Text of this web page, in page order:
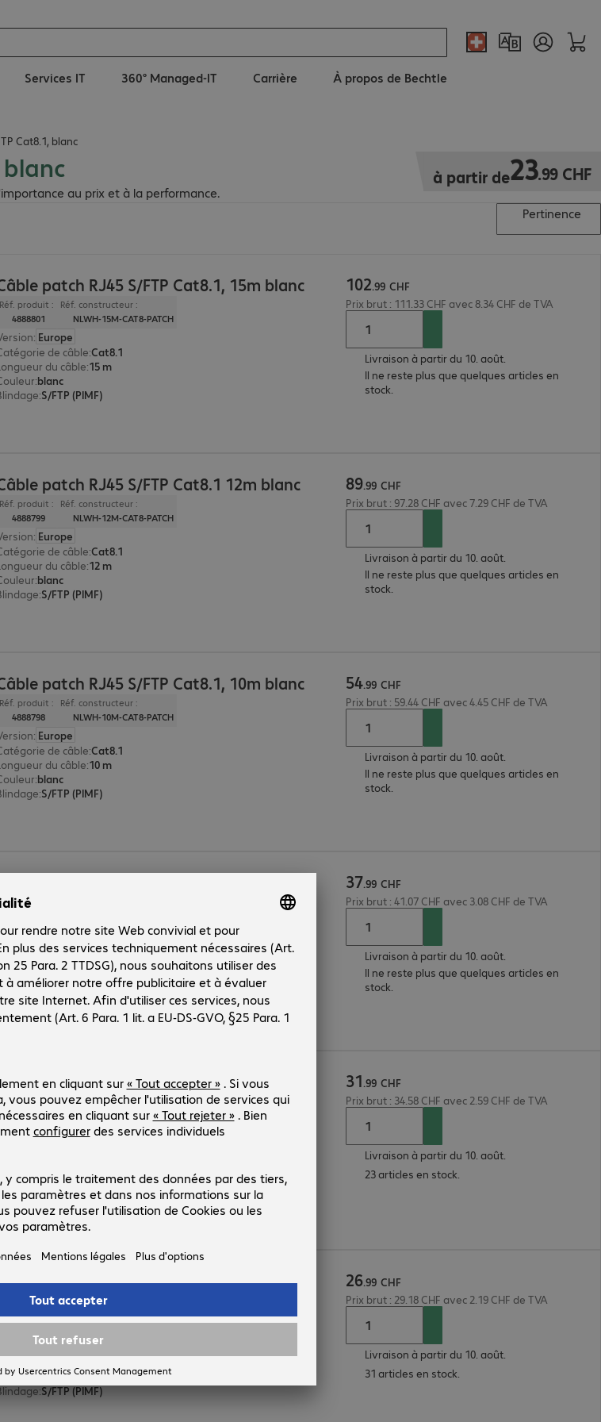
Services IT 360° Managed-IT Carrière À propos de Bechtle
Cat8.1, blanc
blanc
au prix et à la performance.
à partir de23.99 CHF
23.99 CHF
Pertinence
patch RJ45 S/FTP Cat8.1, 15m blanc
Réf. produit :
4888801
Réf. constructeur :
NLWH-15M-CAT8-PATCH
: Europe
de câble:Cat8.1
du câble:15 m
:blanc
:S/FTP (PIMF)
102.99 CHF
Prix brut : 111.33 CHF avec 8.34 CHF de TVA
Livraison à partir du 10. août.
Il ne reste plus que quelques articles en
stock.
patch RJ45 S/FTP Cat8.1 12m blanc
Réf. produit :
4888799
Réf. constructeur :
NLWH-12M-CAT8-PATCH
: Europe
de câble:Cat8.1
du câble:12 m
:blanc
:S/FTP (PIMF)
89.99 CHF
Prix brut : 97.28 CHF avec 7.29 CHF de TVA
Livraison à partir du 10. août.
Il ne reste plus que quelques articles en
stock.
patch RJ45 S/FTP Cat8.1, 10m blanc
Réf. produit :
4888798
Réf. constructeur :
NLWH-10M-CAT8-PATCH
: Europe
de câble:Cat8.1
du câble:10 m
:blanc
:S/FTP (PIMF)
54.99 CHF
Prix brut : 59.44 CHF avec 4.45 CHF de TVA
Livraison à partir du 10. août.
Il ne reste plus que quelques articles en
stock.
Réf. produit :
:Europe
de câble:Cat8.1
du câble:3 m
:blanc
:S/FTP (PIMF)
37.99 CHF
Prix brut : 41.07 CHF avec 3.08 CHF de TVA
Livraison à partir du 10. août.
Il ne reste plus que quelques articles en
stock.
patch RJ45 S/FTP Cat8.1, 2m, blanc
Réf. produit :
4888794
Réf. constructeur :
NLWH-2M-CAT8-PATCH
:Europe
:blanc
:S/FTP (PIMF)
31.99 CHF
Prix brut : 34.58 CHF avec 2.59 CHF de TVA
Livraison à partir du 10. août.
23 articles en stock.
patch RJ45 S/FTP Cat8.1, 1m, blanc
Réf. produit :
4888791
Réf. constructeur :
NLWH-1M-CAT8-PATCH
Version:Europe
Catégorie de câble:Cat8.1
:blanc
:S/FTP (PIMF)
26.99 CHF
Prix brut : 29.18 CHF avec 2.19 CHF de TVA
Livraison à partir du 10. août.
31 articles en stock.